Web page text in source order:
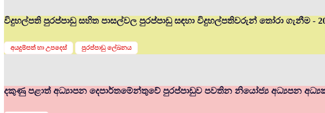
විදුහල්පති පුරප්පාඩු සහිත පාසල්වල පුරප්පාඩු සඳහා විදුහල්පතිවරුන් තෝරා ගැනීම -
අයදුම්පත් හා උපදෙස් පුරප්පාඩු ලේඛනය
දකුණු පළාත් අධ්‍යාපන දෙපාර්තමේන්තුවේ පුරප්පාඩුව පවතින නියෝජ්‍ය අධ්‍යපන